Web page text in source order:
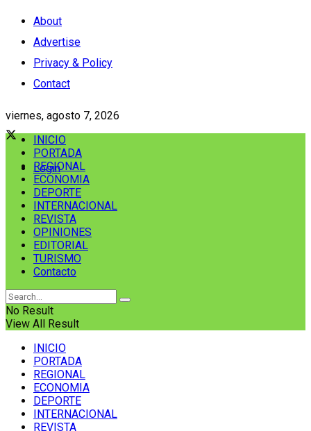
About
Advertise
Privacy & Policy
Contact
viernes, agosto 7, 2026
Login
INICIO
PORTADA
REGIONAL
ECONOMIA
DEPORTE
INTERNACIONAL
REVISTA
OPINIONES
EDITORIAL
TURISMO
Contacto
No Result
View All Result
INICIO
PORTADA
REGIONAL
ECONOMIA
DEPORTE
INTERNACIONAL
REVISTA